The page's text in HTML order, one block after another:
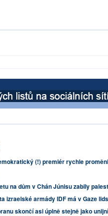
(!) premiér rychle
na dům v Chán Júnisu zabily
izraelské armády IDF má v Gaze
skončí asi úplně stejně jako